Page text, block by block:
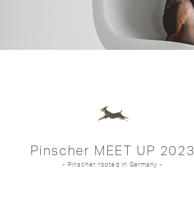
Pinscher MEET UP 2023
- Pinscher rooted in Germany -